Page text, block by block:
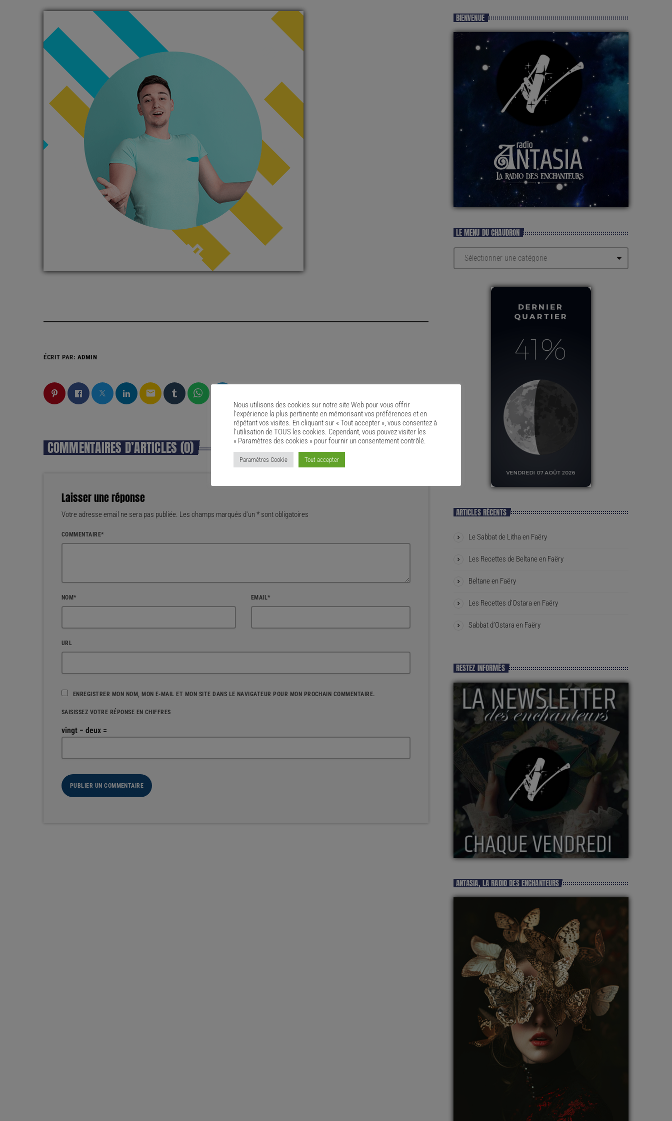
ÉCRIT PAR: ADMIN
email
COMMENTAIRES D’ARTICLES (0)
Laisser une réponse
Votre adresse email ne sera pas publiée. Les champs marqués d'un * sont obligatoires
COMMENTAIRE*
NOM* EMAIL*
URL
ENREGISTRER MON NOM, MON E-MAIL ET MON SITE DANS LE NAVIGATEUR POUR MON PROCHAIN COMMENTAIRE.
SAISISSEZ VOTRE RÉPONSE EN CHIFFRES
vingt − deux =
BIENVENUE
LE MENU DU CHAUDRON
ARTICLES RÉCENTS
Le Sabbat de Litha en Faëry
Les Recettes de Beltane en Faëry
Beltane en Faëry
Les Recettes d’Ostara en Faëry
Sabbat d’Ostara en Faëry
RESTEZ INFORMÉS
ANTASIA, LA RADIO DES ENCHANTEURS
Nous utilisons des cookies sur notre site Web pour vous offrir
l'expérience la plus pertinente en mémorisant vos préférences et en
répétant vos visites. En cliquant sur « Tout accepter », vous consentez à
l'utilisation de TOUS les cookies. Cependant, vous pouvez visiter les
« Paramètres des cookies » pour fournir un consentement contrôlé.
Paramètres Cookie Tout accepter